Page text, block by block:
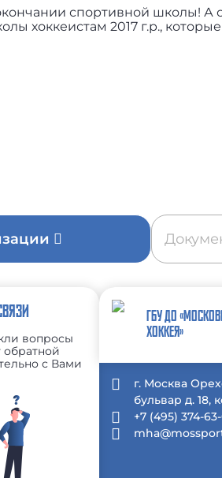
спортивной школы! А
хоккеистам 2017 г.р.,
вопросы
с Вами
ГБУ ДО
ХОККЕЯ»
г. Москва
бульвар д. 18,
+7 (495) 374-